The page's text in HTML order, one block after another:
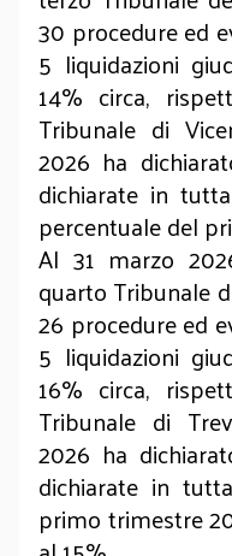
30 procedure ed
5 liquidazioni
14% circa,
Tribunale di
2026 ha
dichiarate in
percentuale del
Al 31 marzo
quarto Tribunale
26 procedure ed
5 liquidazioni
16% circa,
Tribunale di
2026 ha
dichiarate in
primo trimestre